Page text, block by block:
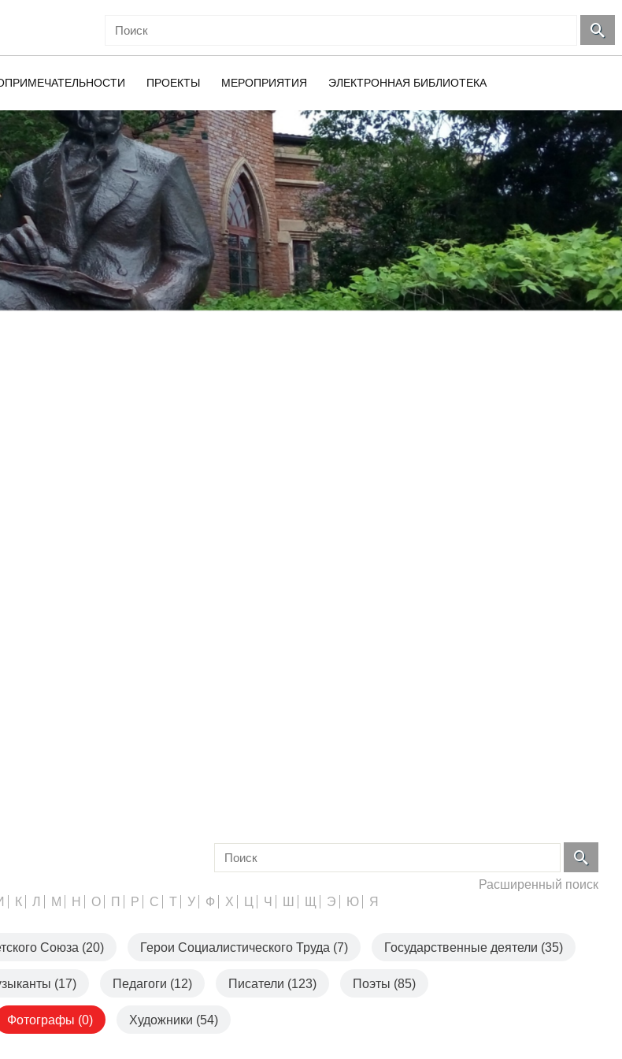
ПРОЕКТЫ МЕРОПРИЯТИЯ ЭЛЕКТРОННАЯ БИБЛИОТЕКА
Расширенный поиск
К Л М Н О П Р С Т У Ф Х Ч Э Ю Я
Союза (20) Герои Социалистического Труда (7) Государственные деятели (35)
(17) Педагоги (12) Писатели (123) Поэты (85)
Фотографы (0) Художники (54)